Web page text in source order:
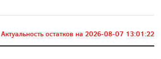
Актуальность остатков на 2026-08-07 13:01:22